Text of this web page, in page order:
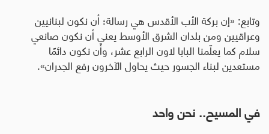
وتابع: «إن بركة الأب الأقدس هي رسالة؛ أن نكون لبنانيين
وعراقيين ومن بلدان الشرق الأوسط يعني أن نكون صانعي
سلام كما يعلّمنا البابا لاون الرابع عشر، وأن نكون دائمًا
مستعدين لبناء الجسور حيث يحاول الآخرون رفع الجدران».
في المسيح.. نحن واحد